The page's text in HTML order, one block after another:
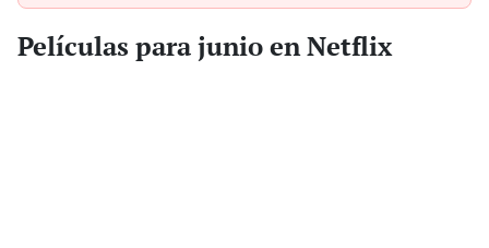
Películas para junio en Netflix